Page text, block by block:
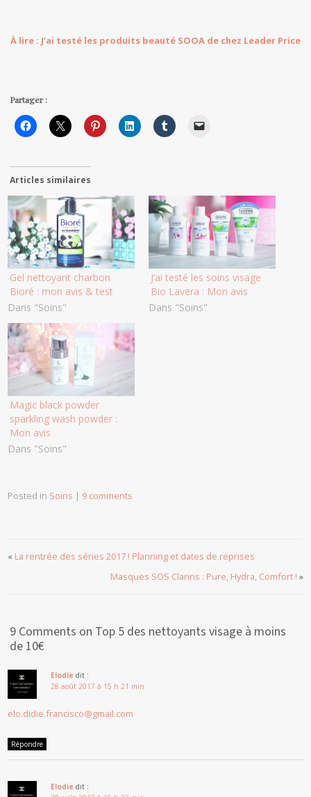
À lire : J’ai testé les produits beauté SOOA de chez Leader Price
Partager :
Articles similaires
Gel nettoyant charbon
Bioré : mon avis & test
Dans "Soins"
J’ai testé les soins visage
Bio Lavera : Mon avis
Dans "Soins"
Magic black powder
sparkling wash powder :
Mon avis
Dans "Soins"
Posted in Soins | 9 comments
« La rentrée des séries 2017 ! Planning et dates de reprises
Masques SOS Clarins : Pure, Hydra, Comfort ! »
9 Comments on Top 5 des nettoyants visage à moins
de 10€
Elodie dit :
28 août 2017 à 15 h 21 min
elo.didie.francisco@gmail.com
Répondre
Elodie dit :